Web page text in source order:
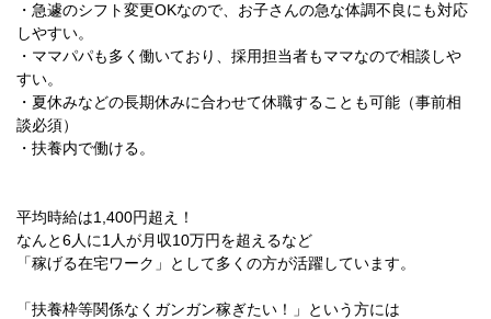
・急遽のシフト変更OKなので、お子さんの急な体調不良にも対応
しやすい。
・ママパパも多く働いており、採用担当者もママなので相談しや
すい。
・夏休みなどの長期休みに合わせて休職することも可能（事前相
談必須）
・扶養内で働ける。
平均時給は1,400円超え！
なんと6人に1人が月収10万円を超えるなど
「稼げる在宅ワーク」として多くの方が活躍しています。
「扶養枠等関係なくガンガン稼ぎたい！」という方には